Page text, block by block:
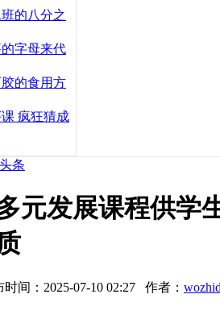
的八分之
字母来代
的食用方
疯狂猜成
条
元发展课程供学
间：2025-07-10 02:27 作者：